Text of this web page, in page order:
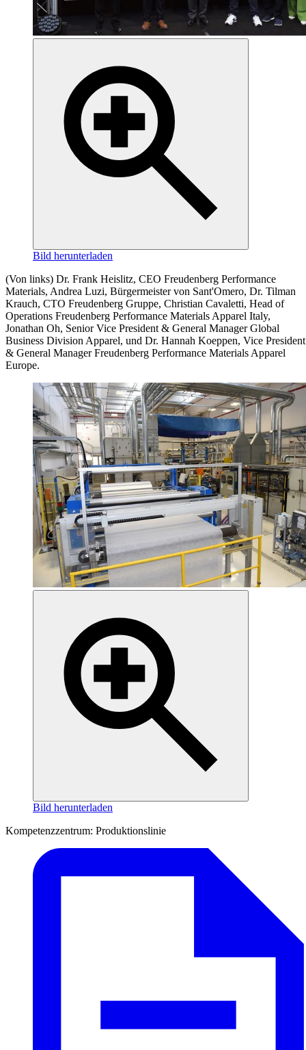
Bild herunterladen
(Von links) Dr. Frank Heislitz, CEO Freudenberg Performance
Materials, Andrea Luzi, Bürgermeister von Sant'Omero, Dr. Tilman
Krauch, CTO Freudenberg Gruppe, Christian Cavaletti, Head of
Operations Freudenberg Performance Materials Apparel Italy,
Jonathan Oh, Senior Vice President & General Manager Global
Business Division Apparel, und Dr. Hannah Koeppen, Vice President
& General Manager Freudenberg Performance Materials Apparel
Europe.
Bild herunterladen
Kompetenzzentrum: Produktionslinie